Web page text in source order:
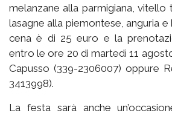
melanzane alla parmigiana, vitello
lasagne alla piemontese, anguria
cena è di 25 euro e la
entro le ore 20 di martedì 11
Capusso (339-2306007) oppure
3413998).
La festa sarà anche